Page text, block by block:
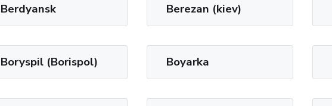
Berdyansk Berezan (kiev)
Boryspil (Borispol) Boyarka